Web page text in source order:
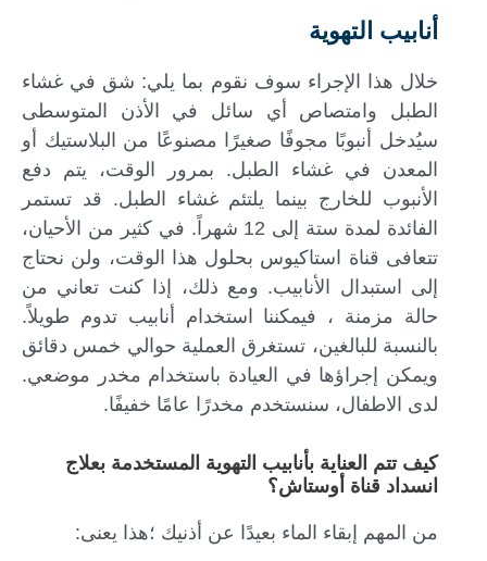
أنابيب التهوية
خلال هذا الإجراء سوف نقوم بما يلي: شق في غشاء
الطبل وامتصاص أي سائل في الأذن المتوسطى
سيُدخل أنبوبًا مجوفًا صغيرًا مصنوعًا من البلاستيك أو
المعدن في غشاء الطبل. بمرور الوقت، يتم دفع
الأنبوب للخارج بينما يلتئم غشاء الطبل. قد تستمر
الفائدة لمدة ستة إلى 12 شهراً. في كثير من الأحيان،
تتعافى قناة استاكيوس بحلول هذا الوقت، ولن نحتاج
إلى استبدال الأنابيب. ومع ذلك، إذا كنت تعاني من
حالة مزمنة ، فيمكننا استخدام أنابيب تدوم طويلاً.
بالنسبة للبالغين، تستغرق العملية حوالي خمس دقائق
ويمكن إجراؤها في العيادة باستخدام مخدر موضعي.
لدى الاطفال، سنستخدم مخدرًا عامًا خفيفًا.
كيف تتم العناية بأنابيب التهوية المستخدمة بعلاج
انسداد قناة أوستاش؟
من المهم إبقاء الماء بعيدًا عن أذنيك ؛هذا يعنى: